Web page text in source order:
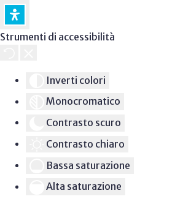
Strumenti di accessibilità
Inverti colori
Monocromatico
Contrasto scuro
Contrasto chiaro
Bassa saturazione
Alta saturazione